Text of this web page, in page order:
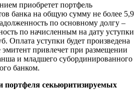
приобретет портфель
банка на общую сумму не более 5,9
по основному долгу –
по начисленным на дату уступки
Оплата уступки будет произведена
эмитент привлечет при размещении
и младшего субординированного
банком.
портфеля секьюритизируемых